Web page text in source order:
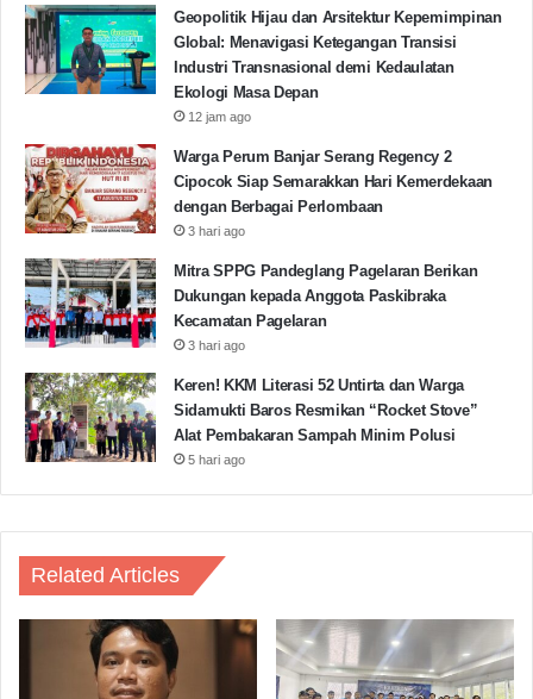
Geopolitik Hijau dan Arsitektur Kepemimpinan
Global: Menavigasi Ketegangan Transisi
Industri Transnasional demi Kedaulatan
Ekologi Masa Depan
12 jam ago
Warga Perum Banjar Serang Regency 2
Cipocok Siap Semarakkan Hari Kemerdekaan
dengan Berbagai Perlombaan
3 hari ago
Mitra SPPG Pandeglang Pagelaran Berikan
Dukungan kepada Anggota Paskibraka
Kecamatan Pagelaran
3 hari ago
Keren! KKM Literasi 52 Untirta dan Warga
Sidamukti Baros Resmikan “Rocket Stove”
Alat Pembakaran Sampah Minim Polusi
5 hari ago
Related Articles